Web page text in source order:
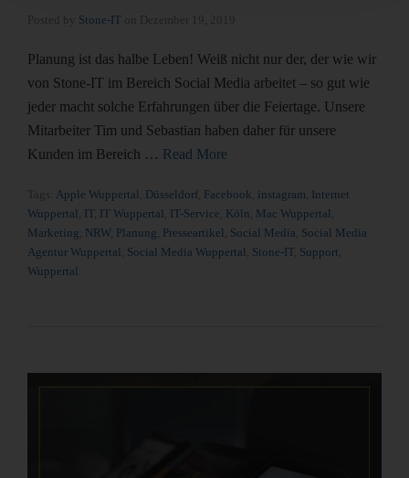
Stone-IT
Planung ist das halbe Leben! Weiß nicht nur der, der wie wir
von Stone-IT im Bereich Social Media arbeitet – so gut wie
jeder macht solche Erfahrungen über die Feiertage. Unsere
Mitarbeiter Tim und Sebastian haben daher für unsere
Kunden im Bereich … Read More
Apple Wuppertal Düsseldorf Facebook instagram Internet
Wuppertal IT, IT Wuppertal IT-Service Köln Mac Wuppertal
Marketing NRW, Planung Presseartikel Social Media Social Media
Agentur Wuppertal Social Media Wuppertal Stone-IT, Support
Wuppertal